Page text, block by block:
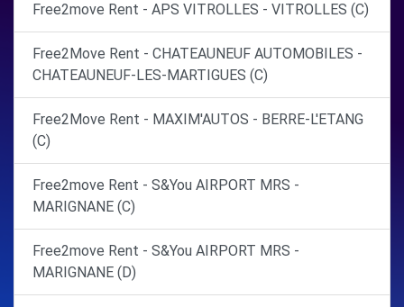
Free2move Rent - APS VITROLLES - VITROLLES (C)
Free2Move Rent - CHATEAUNEUF AUTOMOBILES -
CHATEAUNEUF-LES-MARTIGUES (C)
Free2Move Rent - MAXIM'AUTOS - BERRE-L'ETANG
(C)
Free2move Rent - S&You AIRPORT MRS -
MARIGNANE (C)
Free2move Rent - S&You AIRPORT MRS -
MARIGNANE (D)